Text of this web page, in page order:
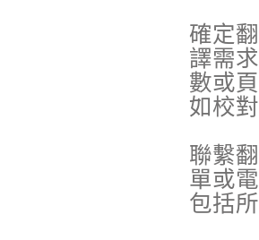
確定
譯需
數或
如校
聯繫
單或
包括